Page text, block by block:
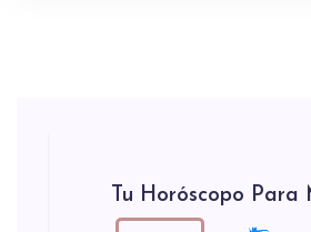
Tu Horóscopo Para